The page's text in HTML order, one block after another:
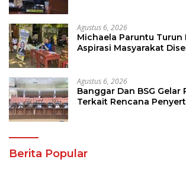
Agustus 6, 2026
Michaela Paruntu Turun
Aspirasi Masyarakat
Agustus 6, 2026
Banggar Dan BSG Gelar
Terkait Rencana
Berita Popular